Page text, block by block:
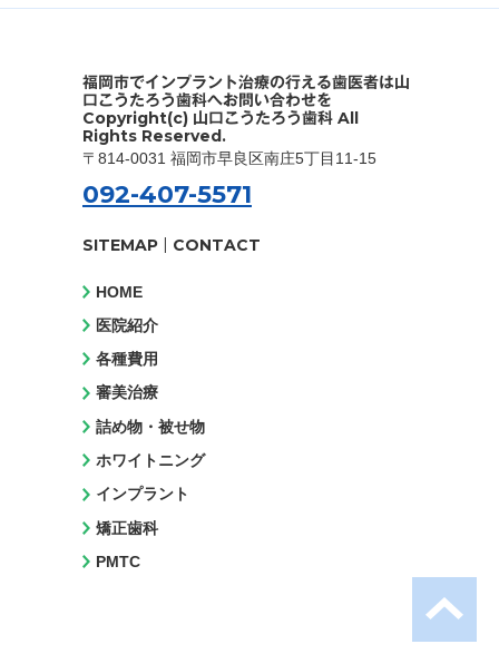
福岡市でインプラント治療の行える歯医者は山
口こうたろう歯科へお問い合わせを
Copyright(c) 山口こうたろう歯科 All
Rights Reserved.
〒814-0031 福岡市早良区南庄5丁目11-15
092-407-5571
SITEMAP | CONTACT
HOME
医院紹介
各種費用
審美治療
詰め物・被せ物
ホワイトニング
インプラント
矯正歯科
PMTC